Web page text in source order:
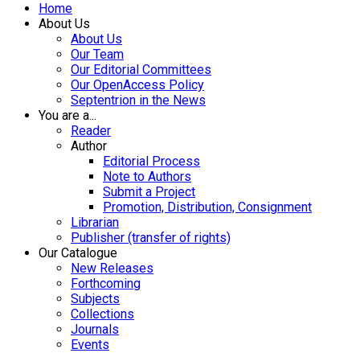
Home
About Us
About Us
Our Team
Our Editorial Committees
Our OpenAccess Policy
Septentrion in the News
You are a...
Reader
Author
Editorial Process
Note to Authors
Submit a Project
Promotion, Distribution, Consignment
Librarian
Publisher (transfer of rights)
Our Catalogue
New Releases
Forthcoming
Subjects
Collections
Journals
Events